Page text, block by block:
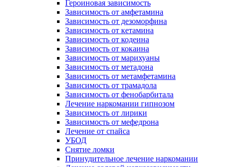
Героиновая зависимость
Зависимость от амфетамина
Зависимость от дезоморфина
Зависимость от кетамина
Зависимость от кодеина
Зависимость от кокаина
Зависимость от марихуаны
Зависимость от метадона
Зависимость от метамфетамина
Зависимость от трамадола
Зависимость от фенобарбитала
Лечение наркомании гипнозом
Зависимость от лирики
Зависимость от мефедрона
Лечение от спайса
УБОД
Снятие ломки
Принудительное лечение наркомании